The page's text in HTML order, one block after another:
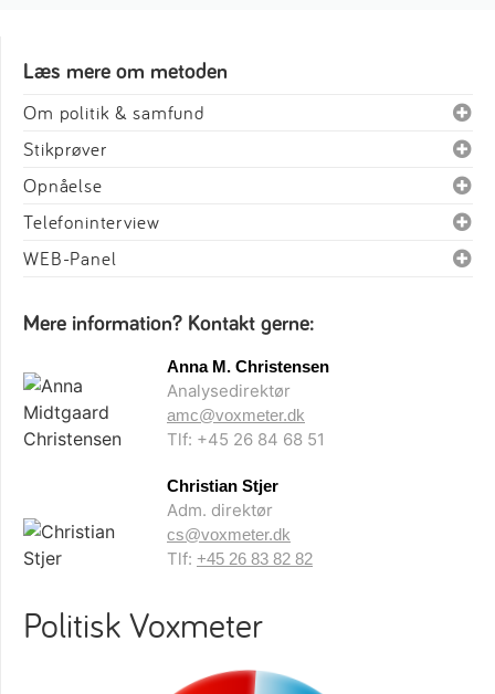
Læs mere om metoden
Om politik & samfund
Stikprøver
Opnåelse
Telefoninterview
WEB-Panel
Mere information? Kontakt gerne:
Anna M. Christensen
Analysedirektør
amc@voxmeter.dk
Tlf: +45 26 84 68 51
Christian Stjer
Adm. direktør
cs@voxmeter.dk
Tlf: +45 26 83 82 82
Politisk Voxmeter